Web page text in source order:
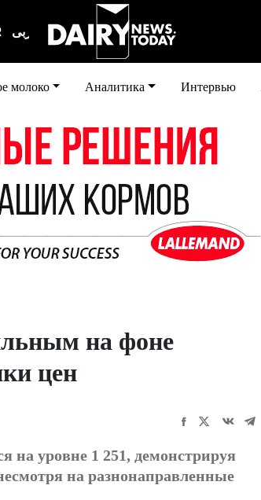
عربى
молоко Аналитика Интервью
на фоне
цен
на уровне 1 251, демонстрируя
на разнонаправленные